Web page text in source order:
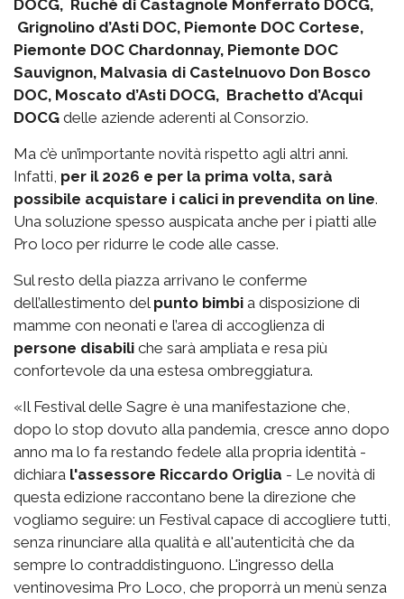
DOCG, Ruchè di Castagnole Monferrato DOCG,
Grignolino d’Asti DOC, Piemonte DOC Cortese,
Piemonte DOC Chardonnay, Piemonte DOC
Sauvignon, Malvasia di Castelnuovo Don Bosco
DOC, Moscato d’Asti DOCG, Brachetto d’Acqui
DOCG delle aziende aderenti al Consorzio.
Ma c’è un’importante novità rispetto agli altri anni.
Infatti, per il 2026 e per la prima volta, sarà
possibile acquistare i calici in prevendita on line.
Una soluzione spesso auspicata anche per i piatti alle
Pro loco per ridurre le code alle casse.
Sul resto della piazza arrivano le conferme
dell’allestimento del punto bimbi a disposizione di
mamme con neonati e l’area di accoglienza di
persone disabili che sarà ampliata e resa più
confortevole da una estesa ombreggiatura.
«Il Festival delle Sagre è una manifestazione che,
dopo lo stop dovuto alla pandemia, cresce anno dopo
anno ma lo fa restando fedele alla propria identità -
dichiara l'assessore Riccardo Origlia - Le novità di
questa edizione raccontano bene la direzione che
vogliamo seguire: un Festival capace di accogliere tutti,
senza rinunciare alla qualità e all'autenticità che da
sempre lo contraddistinguono. L'ingresso della
ventinovesima Pro Loco, che proporrà un menù senza